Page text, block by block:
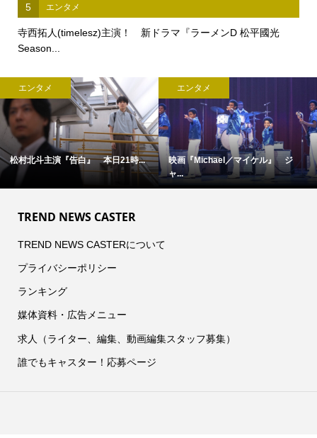
5 エンタメ
寺西拓人(timelesz)主演！ 新ドラマ『ラーメンD 松平國光
Season...
エンタメ
松村北斗主演『告白』 本日21時...
エンタメ
映画『Michael／マイケル』 ジ
ャ...
TREND NEWS CASTER
TREND NEWS CASTERについて
プライバシーポリシー
ランキング
媒体資料・広告メニュー
求人（ライター、編集、動画編集スタッフ募集）
誰でもキャスター！応募ページ